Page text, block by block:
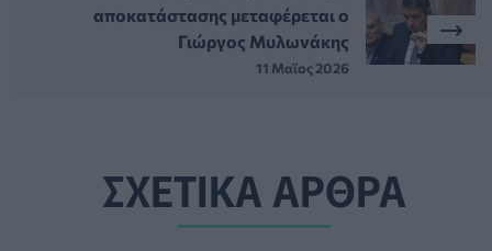
αποκατάστασης μεταφέρεται ο
Γιώργος Μυλωνάκης
11 Μαϊος 2026
ΣΧΕΤΙΚΑ ΑΡΘΡΑ